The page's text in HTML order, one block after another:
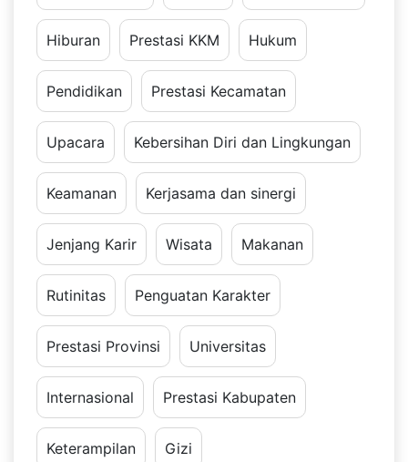
Hiburan Prestasi KKM Hukum
Pendidikan Prestasi Kecamatan
Upacara Kebersihan Diri dan Lingkungan
Keamanan Kerjasama dan sinergi
Jenjang Karir Wisata Makanan
Rutinitas Penguatan Karakter
Prestasi Provinsi Universitas
Internasional Prestasi Kabupaten
Keterampilan Gizi